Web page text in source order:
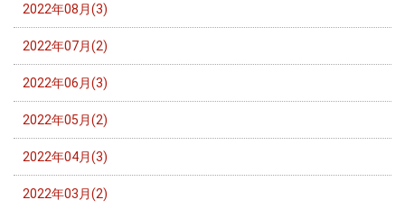
2022年08月(3)
2022年07月(2)
2022年06月(3)
2022年05月(2)
2022年04月(3)
2022年03月(2)